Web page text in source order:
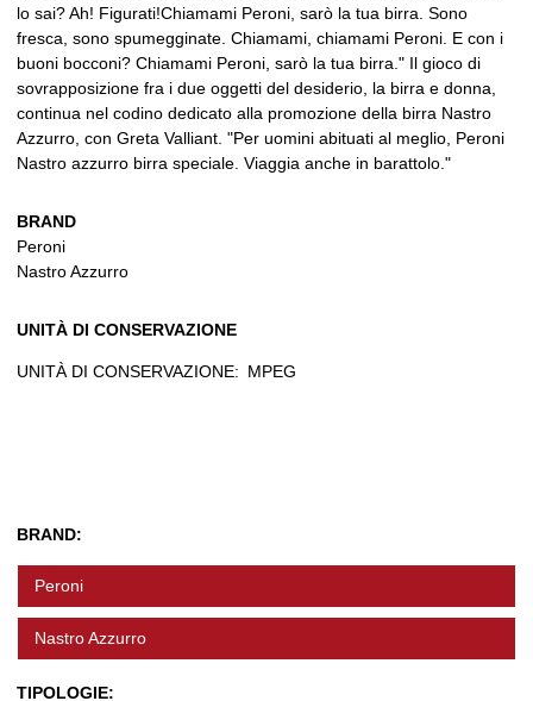
lo sai? Ah! Figurati!Chiamami Peroni, sarò la tua birra. Sono
fresca, sono spumegginate. Chiamami, chiamami Peroni. E con i
buoni bocconi? Chiamami Peroni, sarò la tua birra." Il gioco di
sovrapposizione fra i due oggetti del desiderio, la birra e donna,
continua nel codino dedicato alla promozione della birra Nastro
Azzurro, con Greta Valliant. "Per uomini abituati al meglio, Peroni
Nastro azzurro birra speciale. Viaggia anche in barattolo."
BRAND
Peroni
Nastro Azzurro
UNITÀ DI CONSERVAZIONE
UNITÀ DI CONSERVAZIONE: MPEG
BRAND:
Peroni
Nastro Azzurro
TIPOLOGIE: